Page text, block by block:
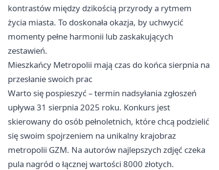
kontrastów między dzikością przyrody a rytmem
życia miasta. To doskonała okazja, by uchwycić
momenty pełne harmonii lub zaskakujących
zestawień.
Mieszkańcy Metropolii mają czas do końca sierpnia na
przesłanie swoich prac
Warto się pospieszyć – termin nadsyłania zgłoszeń
upływa 31 sierpnia 2025 roku. Konkurs jest
skierowany do osób pełnoletnich, które chcą podzielić
się swoim spojrzeniem na unikalny krajobraz
metropolii GZM. Na autorów najlepszych zdjęć czeka
pula nagród o łącznej wartości 8000 złotych.